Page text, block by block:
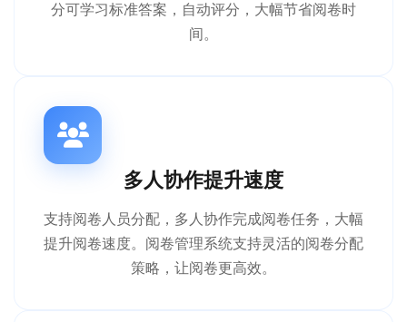
分可学习标准答案，自动评分，大幅节省阅卷时
间。
多人协作提升速度
支持阅卷人员分配，多人协作完成阅卷任务，大幅
提升阅卷速度。阅卷管理系统支持灵活的阅卷分配
策略，让阅卷更高效。